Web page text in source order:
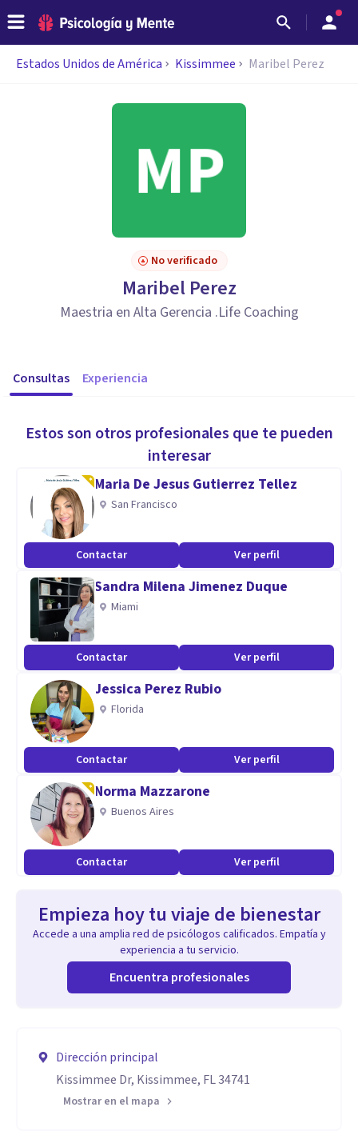
Estados Unidos de América Kissimmee Maribel Perez
No verificado
Maribel Perez
Maestria en Alta Gerencia .Life Coaching
Consultas Experiencia
Estos son otros profesionales que te pueden
interesar
Maria De Jesus Gutierrez Tellez
San Francisco
Contactar Ver perfil
Sandra Milena Jimenez Duque
Miami
Contactar Ver perfil
Jessica Perez Rubio
Florida
Contactar Ver perfil
Norma Mazzarone
Buenos Aires
Contactar Ver perfil
Empieza hoy tu viaje de bienestar
Accede a una amplia red de psicólogos calificados. Empatía y
experiencia a tu servicio.
Encuentra profesionales
Dirección principal
Kissimmee Dr, Kissimmee, FL 34741
Mostrar en el mapa